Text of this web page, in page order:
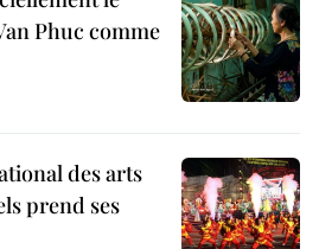
Phuc comme
des arts
prend ses